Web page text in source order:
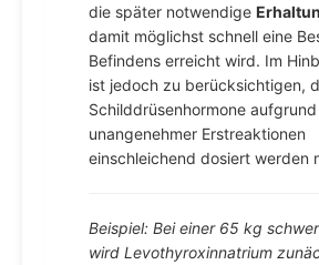
die später notwendige
damit möglichst schnell eine
Befindens erreicht wird. Im
ist jedoch zu berücksichtigen,
Schilddrüsenhormone
unangenehmer Erstreaktionen
einschleichend dosiert werden
Beispiel: Bei einer 65 kg
wird Levothyroxinnatrium